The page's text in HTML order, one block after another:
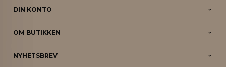
DIN KONTO
OM BUTIKKEN
NYHETSBREV